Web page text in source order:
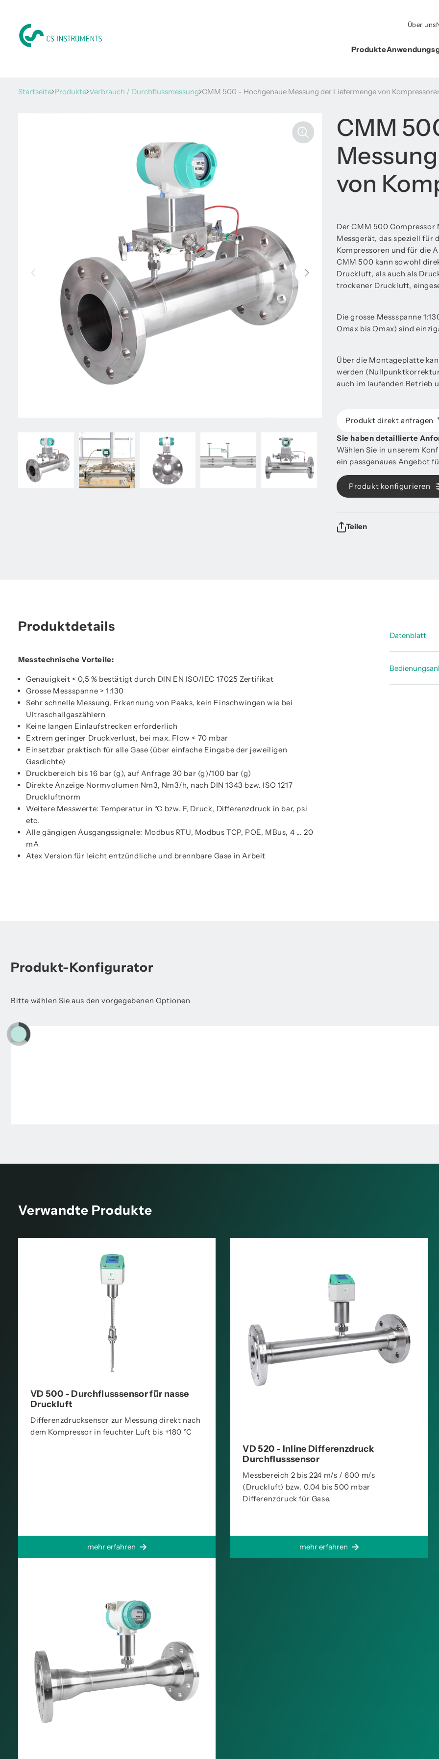
Über uns
Produkte
Startseite Produkte Verbrauch / Durchflussmessung CMM 500 - Hochgenaue Messung der Liefermenge von
CMM
von
Der CMM 500
Messgerät, das speziell für
Kompressoren und für die
CMM 500 kann sowohl
Druckluft, als auch als
trockener Druckluft,
Die grosse Messspanne
Qmax bis Qmax) sind
Über die Montageplatte
werden
auch im laufenden Betrieb
Produkt direkt anfragen
Sie haben detaillierte
Wählen Sie in unserem
ein passgenaues Angebot
Produkt konfigurieren
Teilen
Produktdetails
Messtechnische Vorteile:
Genauigkeit < 0,5 % bestätigt durch DIN EN ISO/IEC 17025 Zertifikat
Grosse Messspanne > 1:130
Sehr schnelle Messung, Erkennung von Peaks, kein Einschwingen wie bei
Ultraschallgaszählern
Keine langen Einlaufstrecken erforderlich
Extrem geringer Druckverlust, bei max. Flow < 70 mbar
Einsetzbar praktisch für alle Gase (über einfache Eingabe der jeweiligen
Gasdichte)
Druckbereich bis 16 bar (g), auf Anfrage 30 bar (g)/100 bar (g)
Direkte Anzeige Normvolumen Nm3, Nm3/h, nach DIN 1343 bzw. ISO 1217
Druckluftnorm
Weitere Messwerte: Temperatur in °C bzw. F, Druck, Differenzdruck in bar, psi
etc.
Alle gängigen Ausgangssignale: Modbus RTU, Modbus TCP, POE, MBus, 4 ... 20
mA
Atex Version für leicht entzündliche und brennbare Gase in Arbeit
Datenblatt
Produkt-Konfigurator
Bitte wählen Sie aus den vorgegebenen Optionen
Verwandte Produkte
VD 500 - Durchflusssensor für nasse
Druckluft
Differenzdrucksensor zur Messung direkt nach
dem Kompressor in feuchter Luft bis +180 °C
mehr erfahren
VD 520 - Inline Differenzdruck
Durchflusssensor
Messbereich 2 bis 224 m/s / 600 m/s
(Druckluft) bzw. 0,04 bis 500 mbar
Differenzdruck für Gase.
mehr erfahren